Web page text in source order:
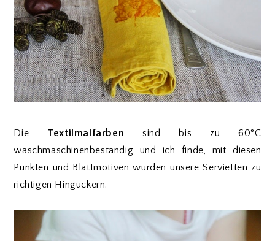
Die Textilmalfarben sind bis zu 60°C
waschmaschinenbeständig und ich finde, mit diesen
Punkten und Blattmotiven wurden unsere Servietten zu
richtigen Hinguckern.